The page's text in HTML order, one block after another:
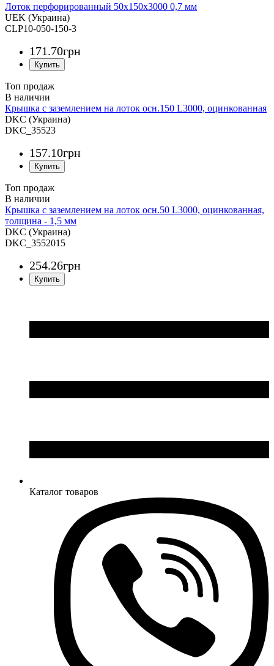
Лоток перфорированный 50х150х3000 0,7 мм
UEK (Украина)
CLP10-050-150-3
171.70грн
Топ продаж
Крышка с заземлением на лоток осн.150 L3000, оцинкованная
DKC (Украина)
DKC_35523
157.10грн
Топ продаж
Крышка с заземлением на лоток осн.50 L3000, оцинкованная,
толщина - 1,5 мм
DKC (Украина)
DKC_3552015
254.26грн
Каталог товаров